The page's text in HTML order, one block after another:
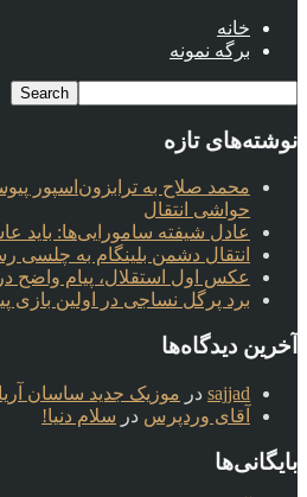
خانه
برگه نمونه
نوشته‌های تازه
محمد صلاح به ترابزون‌اسپور
حواشی انتقال
عادل شیفته سامورایی‌ها: باید
انتقال دشمن بلینگام به
عکس اول استقلال، پیام واضح
برد پرگل نساجی در اولین
آخرین دیدگاه‌ها
sajjad در موزیک جدید ساسان
آقای وردپرس در سلام دنیا!
بایگانی‌ها